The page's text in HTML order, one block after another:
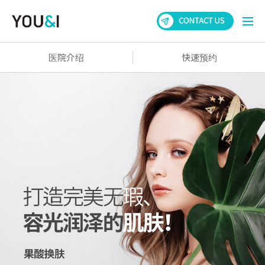
医院介绍 快速预约